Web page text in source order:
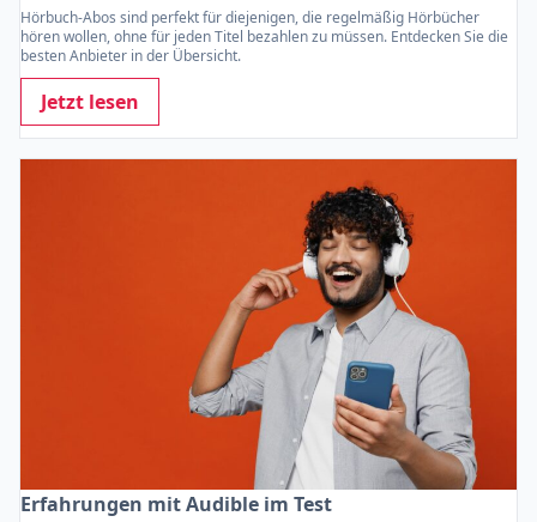
Hörbuch-Abos sind perfekt für diejenigen, die regelmäßig Hörbücher
hören wollen, ohne für jeden Titel bezahlen zu müssen. Entdecken Sie die
besten Anbieter in der Übersicht.
Jetzt lesen
Erfahrungen mit Audible im Test